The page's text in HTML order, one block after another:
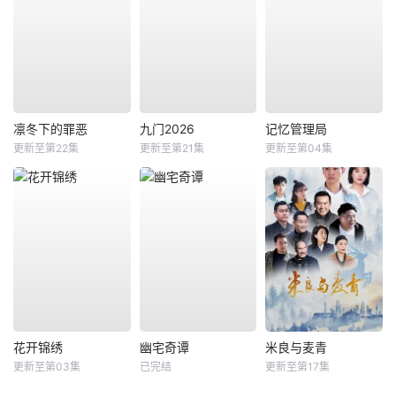
凛冬下的罪恶
更新至第22集
九门2026
更新至第21集
记忆管理局
更新至第04集
花开锦绣
更新至第03集
幽宅奇谭
已完结
米良与麦青
更新至第17集